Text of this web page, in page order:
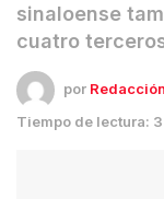
sinaloense
cuatro
por
Tiempo de lectura: